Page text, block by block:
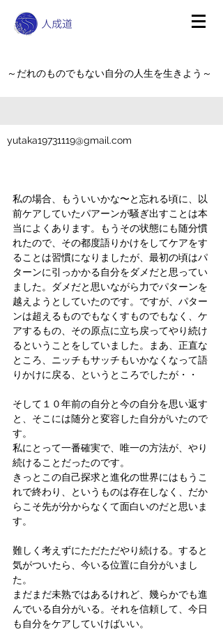
～だれのものでもない自分の人生を生きよう～
yutaka19731119@gmail.com
私の場合、もういいかな〜と忘れる頃に、以
前ケアしていたパアーンが騒ぎ出すことは本
当によくあります。もうその状態にも随分慣
れたので、その都度語りかけをしてケアをす
ることは習慣になりましたが、最初の頃はパ
ターンに引っかかる自分をダメだと思ってい
ました。ダメだと思いながら力でパターンを
越えようとしていたのです。ですが、パター
ンは超えるものでもなくすものでもなく、ケ
アするもの、その原点に立ち戻ってやり続け
るということをしていました。まあ、正直な
ところ、ニッチもサッチもいかなくなって語
りかけに戻る、というところでしたが・・
そして１０年前の自分と今の自分を思い返す
と、そこには随分と変容した自分がいたので
す。
私にとって一番確実で、唯一の方法が、やり
続けることだったのです。
きっとこの自己探求と進化の世界にはもうこ
れで終わり、というものは存在しなく、だか
らこそ先が分からなくて面白いのだと思いま
す。
難しく考えずにただただやり続ける。すると
気がついたら、今いる位置に自分がいまし
た。
まだまだ未熟ではあるけれど、幾らかでも進
んでいる自分がいる。それを信頼して、今日
も自分をケアしていけばいい。